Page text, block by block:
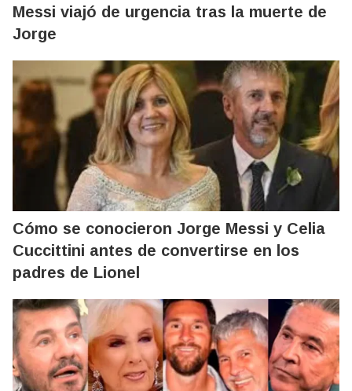
Messi viajó de urgencia tras la muerte de
Jorge
Cómo se conocieron Jorge Messi y Celia
Cuccittini antes de convertirse en los
padres de Lionel